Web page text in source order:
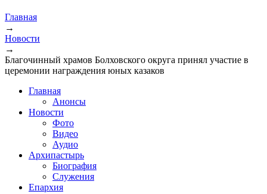
Главная
→
Новости
→
Благочинный храмов Болховского округа принял участие в
церемонии награждения юных казаков
Главная
Анонсы
Новости
Фото
Видео
Аудио
Архипастырь
Биография
Служения
Епархия